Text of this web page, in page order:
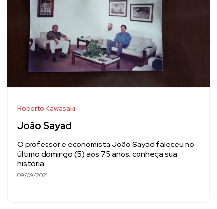
Roberto Kawasaki
João Sayad
O professor e economista João Sayad faleceu no
último domingo (5) aos 75 anos; conheça sua
história.
09/09/2021